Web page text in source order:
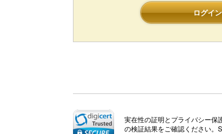
ログイン
実在性の証明とプライバシー保
の検証結果をご確認ください。